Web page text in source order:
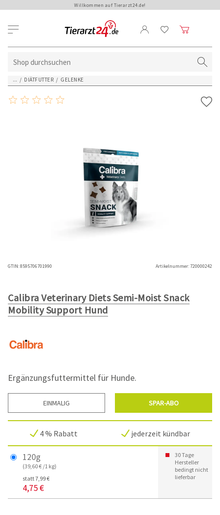
Willkommen auf Tierarzt24.de!
... / DIÄTFUTTER / GELENKE
GTIN:8595706701990 Artikelnummer:720000242
Calibra Veterinary Diets Semi-Moist Snack
Mobility Support Hund
Ergänzungsfuttermittel für Hunde.
EINMALIG SPAR-ABO
4 % Rabatt jederzeit kündbar
120g
(39,60 € /1 kg)
statt 7,99 €
4,75 €
30 Tage
Hersteller
bedingt nicht
lieferbar